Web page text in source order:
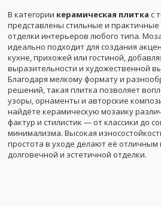
В категории керамическая плитка с
представлены стильные и
отделки интерьеров любого типа.
идеально подходит для создания
кухне, прихожей или гостиной,
выразительности и художественной
Благодаря мелкому формату и
решений, такая плитка позволяет
узоры, орнаменты и авторские
найдёте керамическую мозаику
фактур и стилистик — от классики до
минимализма. Высокая
простота в уходе делают её
долговечной и эстетичной отделки.